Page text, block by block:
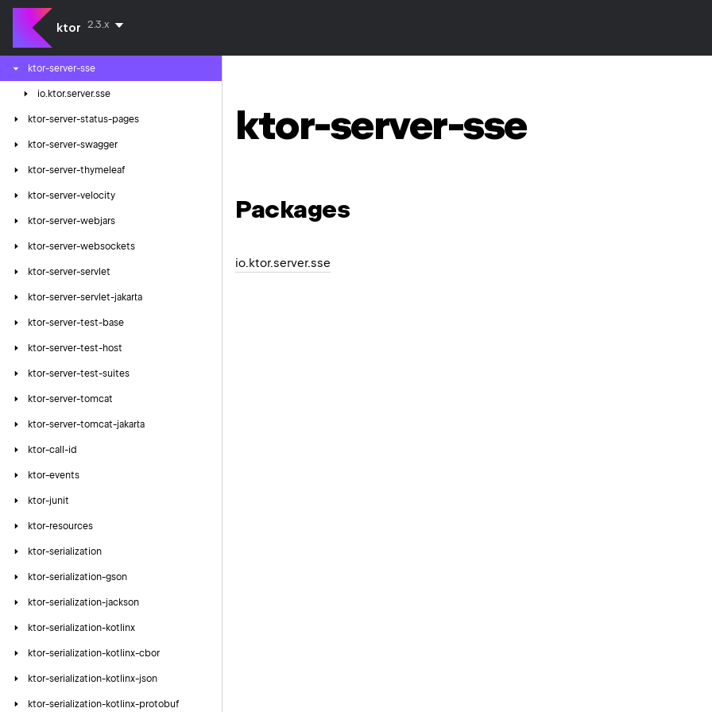
ktor 2.3.x
ktor-server-resources
ktor-server-sessions
ktor-server-sse
io. ktor.server.sse
ktor-server-status-pages
ktor-server-swagger
ktor-server-thymeleaf
ktor-server-velocity
ktor-server-webjars
ktor-server-websockets
ktor-server-servlet
ktor-server-servlet-jakarta
ktor-server-test-base
ktor-server-test-host
ktor-server-test-suites
ktor-server-tomcat
ktor-server-tomcat-jakarta
ktor-call-id
ktor-events
ktor-junit
ktor-resources
ktor-serialization
ktor-serialization-gson
ktor-serialization-jackson
ktor-serialization-kotlinx
ktor-serialization-kotlinx-cbor
ktor-serialization-kotlinx-json
ktor-serialization-kotlinx-protobuf
ktor-server-sse
Packages
io.ktor.server.sse